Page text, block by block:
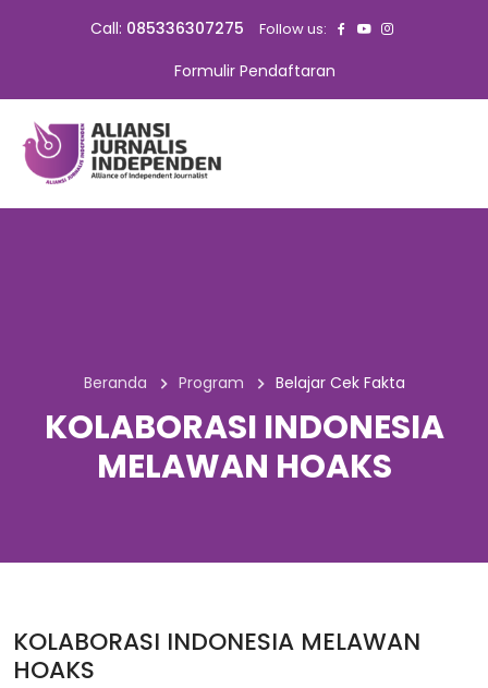
Call: 085336307275 Follow us:
Formulir Pendaftaran
Beranda Program Belajar Cek Fakta
KOLABORASI INDONESIA
MELAWAN HOAKS
KOLABORASI INDONESIA MELAWAN
HOAKS